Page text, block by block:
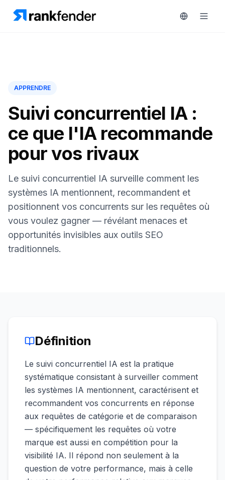
SURVEILLEZ
Engine
Analyse
concurrentielle
Intelligence
des mots-
clés
Intégrations
ANALYSEZ
Rapports &
Analytiques
Solutions
Ressources
Outils
Tarifs
Réserver
une
démo
APPRENDRE
Suivi concurrentiel IA :
ce que l'IA recommande
pour vos rivaux
Le suivi concurrentiel IA surveille comment les
systèmes IA mentionnent, recommandent et
positionnent vos concurrents sur les requêtes où
vous voulez gagner — révélant menaces et
opportunités invisibles aux outils SEO
traditionnels.
Définition
Le suivi concurrentiel IA est la pratique
systématique consistant à surveiller comment
les systèmes IA mentionnent, caractérisent et
recommandent vos concurrents en réponse
aux requêtes de catégorie et de comparaison
— spécifiquement les requêtes où votre
marque est aussi en compétition pour la
visibilité IA. Il répond non seulement à la
question de votre performance, mais à celle